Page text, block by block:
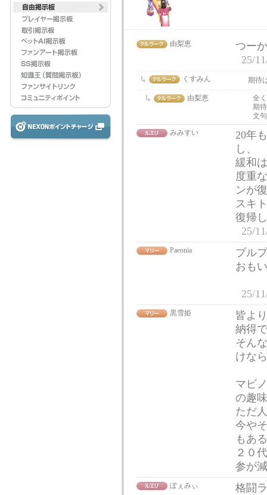
由梨恵
つー
25/
くすみん 期待
由梨恵
全
期
文
みみすい
20年
し、
緩和
度重
ンが
スキ
復帰
25/
Paeonia
ブル
おも
25/
黒雪姫
皆よ
納得
そん
けな
マビ
の趣
ただ
今や
もあ
２０
参が
ぽぇみぃ
格闘